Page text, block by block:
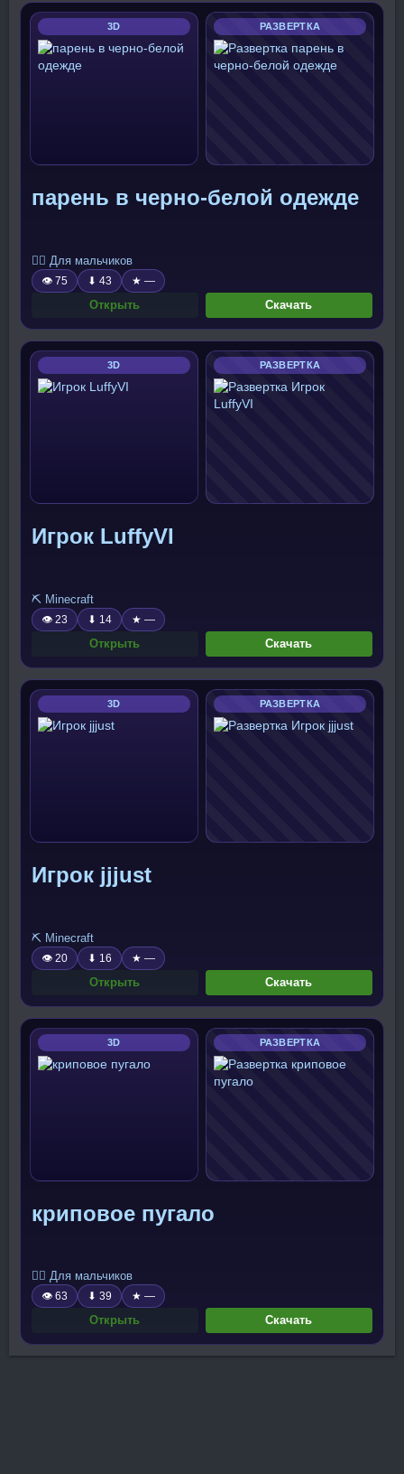
3D РАЗВЕРТКА
парень в черно-белой одежде
🧍‍♂️ Для мальчиков
👁 75 ⬇ 43 ★ —
Открыть Скачать
3D РАЗВЕРТКА
Игрок LuffyVI
⛏️ Minecraft
👁 23 ⬇ 14 ★ —
Открыть Скачать
3D РАЗВЕРТКА
Игрок jjjust
⛏️ Minecraft
👁 20 ⬇ 16 ★ —
Открыть Скачать
3D РАЗВЕРТКА
криповое пугало
🧍‍♂️ Для мальчиков
👁 63 ⬇ 39 ★ —
Открыть Скачать